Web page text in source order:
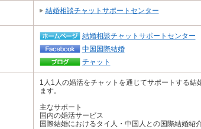
結婚相談チャットサポートセンター
結婚相談チャットサポートセンター
中国国際結婚
チャット
1人1人の婚活をチャットを通じてサポートする
ます。
主なサポート
国内の婚活サービス
国際結婚におけるタイ人・中国人との国際結婚紹